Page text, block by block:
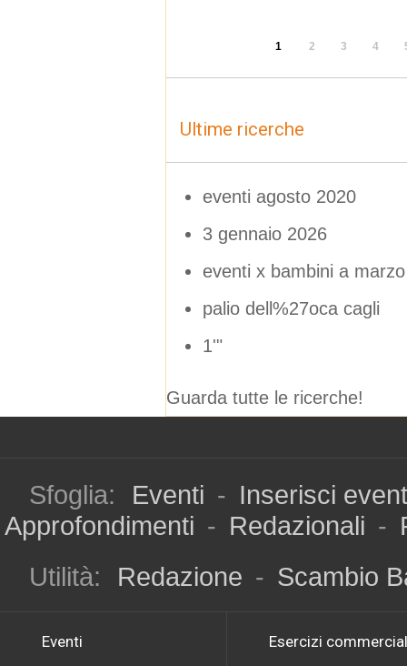
1 2 3 4
Ultime ricerche
eventi agosto 2020
3 gennaio 2026
eventi x bambini a marzo
palio dell%27oca cagli
1'"
Guarda tutte le ricerche!
Sfoglia: Eventi - Inserisci
Approfondimenti - Redazionali -
Utilità:
Redazione - Scambio
Eventi Esercizi